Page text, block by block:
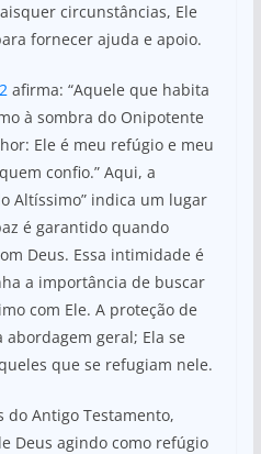
circunstâncias, Ele
fornecer ajuda e apoio.
afirma: “Aquele que habita
à sombra do Onipotente
Ele é meu refúgio e meu
confio.” Aqui, a
Altíssimo” indica um lugar
é garantido quando
Deus. Essa intimidade é
a importância de buscar
com Ele. A proteção de
geral; Ela se
que se refugiam nele.
do Antigo Testamento,
Deus agindo como refúgio